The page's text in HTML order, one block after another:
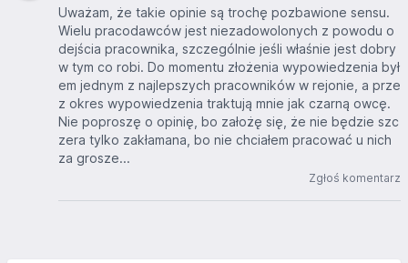
Uważam, że takie opinie są trochę pozbawione sensu.
Wielu pracodawców jest niezadowolonych z powodu o
dejścia pracownika, szczególnie jeśli właśnie jest dobry
w tym co robi. Do momentu złożenia wypowiedzenia był
em jednym z najlepszych pracowników w rejonie, a prze
z okres wypowiedzenia traktują mnie jak czarną owcę.
Nie poproszę o opinię, bo założę się, że nie będzie szc
zera tylko zakłamana, bo nie chciałem pracować u nich
za grosze...
Zgłoś komentarz